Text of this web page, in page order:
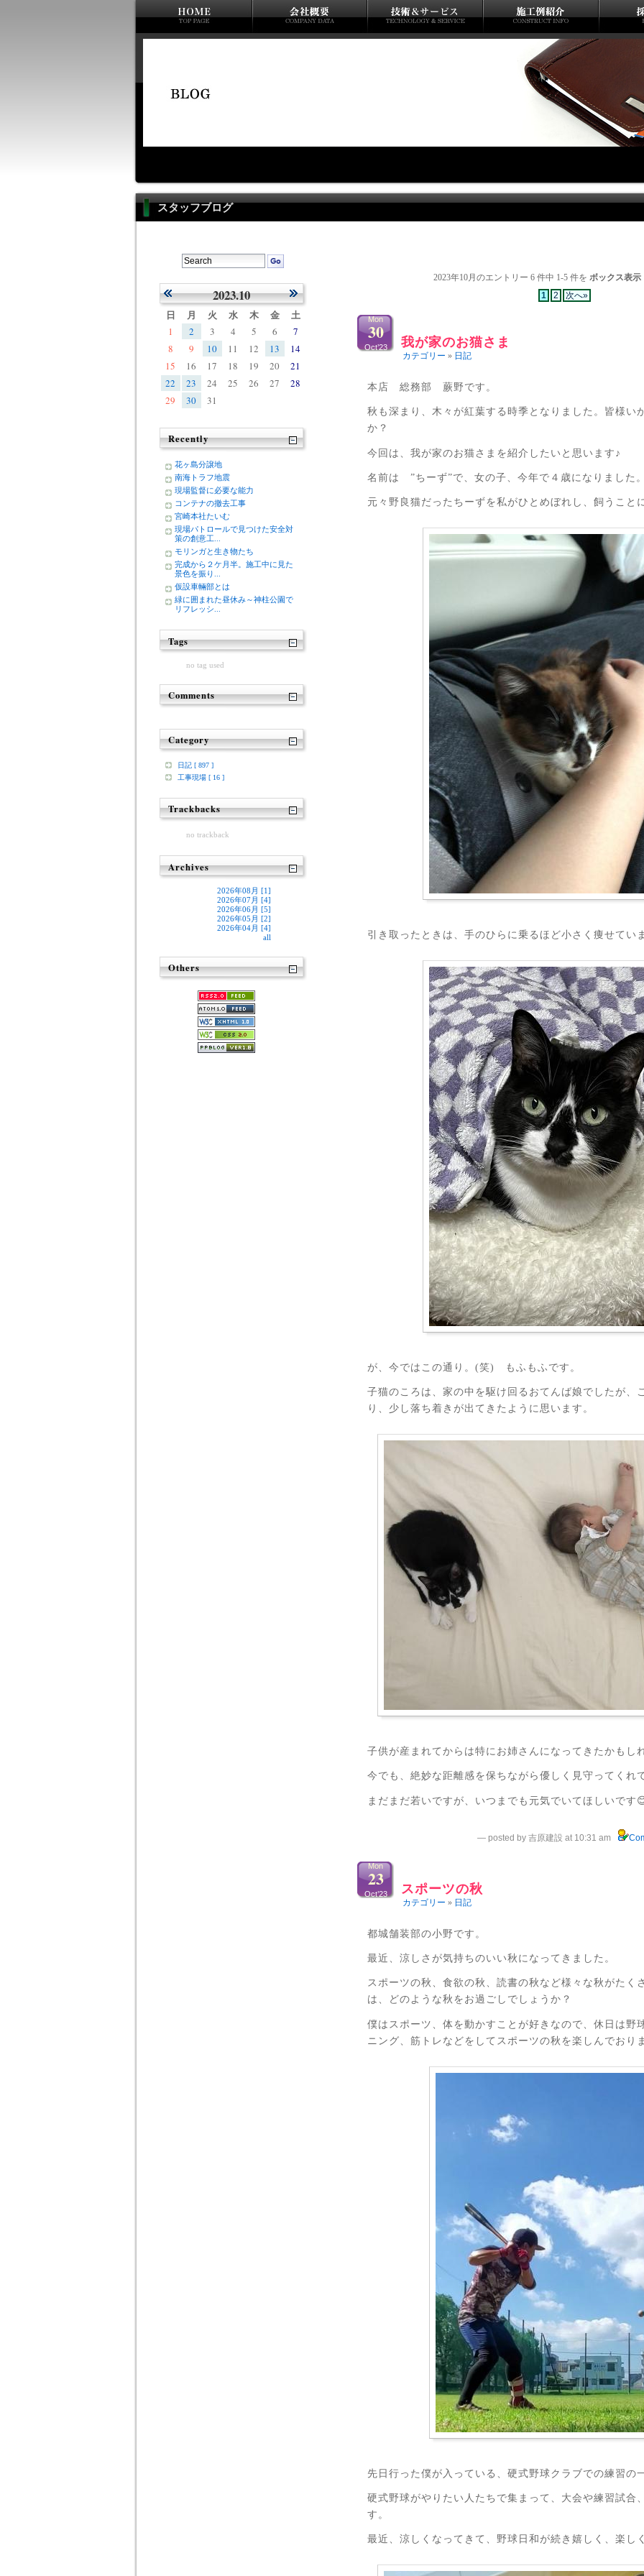
スタッフブログ
2023年10月のエントリー 6 件中 1-5 件を ボックス表示
1
2 次へ»
我が家のお猫さま
Mon
30
Oct’23
カテゴリー » 日記
本店 総務部 蕨野です。
秋も深まり、木々が紅葉する時季となりました。皆様い
か？
今回は、我が家のお猫さまを紹介したいと思います♪
名前は ”ちーず”で、女の子、今年で４歳になりました
元々野良猫だったちーずを私がひとめぼれし、飼うこと
引き取ったときは、手のひらに乗るほど小さく痩せてい
が、今ではこの通り。(笑) もふもふです。
子猫のころは、家の中を駆け回るおてんば娘でしたが、
り、少し落ち着きが出てきたように思います。
子供が産まれてからは特にお姉さんになってきたかもし
今でも、絶妙な距離感を保ちながら優しく見守ってくれ
まだまだ若いですが、いつまでも元気でいてほしいです
— posted by 吉原建設 at 10:31 am
スポーツの秋
Mon
23
Oct’23
カテゴリー » 日記
都城舗装部の小野です。
最近、涼しさが気持ちのいい秋になってきました。
スポーツの秋、食欲の秋、読書の秋など様々な秋がたく
は、どのような秋をお過ごしでしょうか？
僕はスポーツ、体を動かすことが好きなので、休日は野
ニング、筋トレなどをしてスポーツの秋を楽しんでおり
先日行った僕が入っている、硬式野球クラブでの練習の
硬式野球がやりたい人たちで集まって、大会や練習試合
す。
最近、涼しくなってきて、野球日和が続き嬉しく、楽し
2023.10
日 月 火 水 木 金 土
1 2 3 4 5 6
7
8
9 10 11 12 13
14
15
16 17 18 19 20
21
22
23 24 25 26 27
28
29
30 31
Recently
花ヶ島分譲地
南海トラフ地震
現場監督に必要な能力
コンテナの撤去工事
宮崎本社たいむ
現場パトロールで見つけた安全対
策の創意工...
モリンガと生き物たち
完成から２ケ月半。施工中に見た
景色を振り...
仮設車輛部とは
緑に囲まれた昼休み～神柱公園で
リフレッシ...
Tags
no tag used
Comments
Category
日記 [ 897 ]
工事現場 [ 16 ]
Trackbacks
no trackback
Archives
2026年08月 [1]
2026年07月 [4]
2026年06月 [5]
2026年05月 [2]
2026年04月 [4]
all
Others